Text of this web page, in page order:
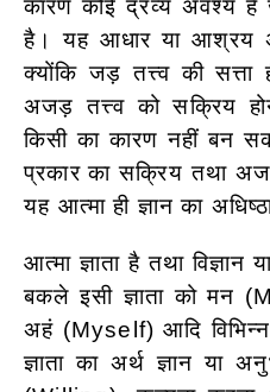
कारण कोई द्रव्य अवश्य
है। यह आधार या आश्रय
क्योंकि जड़ तत्त्व की
अजड़ तत्त्व को सक्रिय
किसी का कारण नहीं बन
प्रकार का सक्रिय तथा
यह आत्मा ही ज्ञान का
आत्मा ज्ञाता है तथा
बकले इसी ज्ञाता को मन
अहं (Myself) आदि
ज्ञाता का अर्थ ज्ञान या